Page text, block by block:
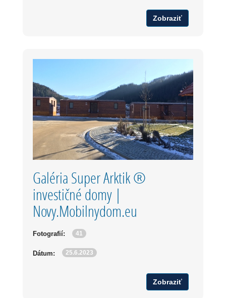
Zobraziť
Galéria Super Arktik ®
investičné domy |
Novy.Mobilnydom.eu
Fotografií: 41
Dátum: 25.6.2023
Zobraziť